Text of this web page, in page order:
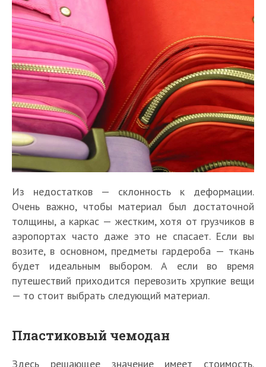
Из недостатков — склонность к деформации.
Очень важно, чтобы материал был достаточной
толщины, а каркас — жестким, хотя от грузчиков в
аэропортах часто даже это не спасает. Если вы
возите, в основном, предметы гардероба — ткань
будет идеальным выбором. А если во время
путешествий приходится перевозить хрупкие вещи
— то стоит выбрать следующий материал.
Пластиковый чемодан
Здесь решающее значение имеет стоимость.